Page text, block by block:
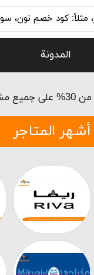
المدونة
أشهر المتاجر